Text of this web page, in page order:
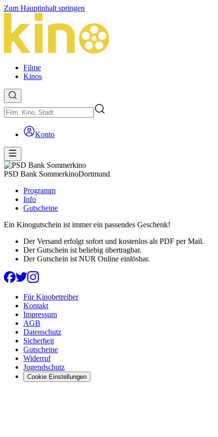
Zum Hauptinhalt springen
Filme
Kinos
Konto
PSD Bank SommerkinoDortmund
Programm
Info
Gutscheine
Ein Kinogutschein ist immer ein passendes Geschenk!
Der Versand erfolgt sofort und kostenlos als PDF per Mail.
Der Gutschein ist beliebig übertragbar.
Der Gutschein ist NUR Online einlösbar.
Für Kinobetreiber
Kontakt
Impressum
AGB
Datenschutz
Sicherheit
Gutscheine
Widerruf
Jugendschutz
Cookie Einstellungen